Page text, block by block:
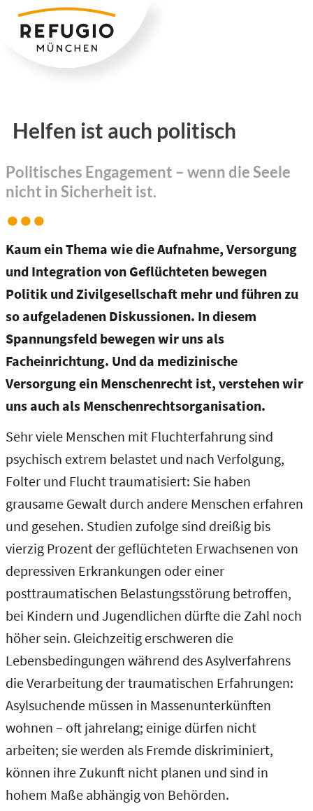
Zum
Inhalt
springen
Helfen ist auch politisch
Politisches Engagement – wenn die Seele
nicht in Sicherheit ist.
Kaum ein Thema wie die Aufnahme, Versorgung
und Integration von Geflüchteten bewegen
Politik und Zivilgesellschaft mehr und führen zu
so aufgeladenen Diskussionen. In diesem
Spannungsfeld bewegen wir uns als
Facheinrichtung. Und da medizinische
Versorgung ein Menschenrecht ist, verstehen wir
uns auch als Menschenrechtsorganisation.
Sehr viele Menschen mit Fluchterfahrung sind
psychisch extrem belastet und nach Verfolgung,
Folter und Flucht traumatisiert: Sie haben
grausame Gewalt durch andere Menschen erfahren
und gesehen. Studien zufolge sind dreißig bis
vierzig Prozent der geflüchteten Erwachsenen von
depressiven Erkrankungen oder einer
posttraumatischen Belastungsstörung betroffen,
bei Kindern und Jugendlichen dürfte die Zahl noch
höher sein. Gleichzeitig erschweren die
Lebensbedingungen während des Asylverfahrens
die Verarbeitung der traumatischen Erfahrungen:
Asylsuchende müssen in Massenunterkünften
wohnen – oft jahrelang; einige dürfen nicht
arbeiten; sie werden als Fremde diskriminiert,
können ihre Zukunft nicht planen und sind in
hohem Maße abhängig von Behörden.